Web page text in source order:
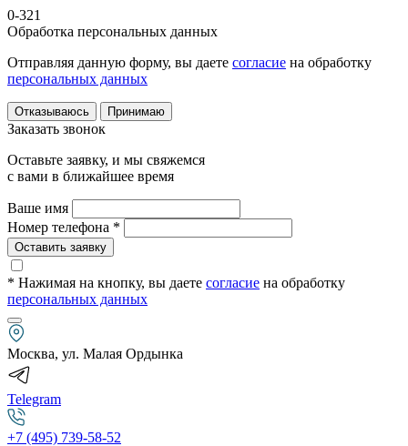
0-321
Обработка персональных данных
Отправляя данную форму, вы даете согласие на обработку
персональных данных
Отказываюсь Принимаю
Заказать звонок
Оставьте заявку, и мы свяжемся
с вами в ближайшее время
Ваше имя
Номер телефона *
Оставить заявку
* Нажимая на кнопку, вы даете согласие на обработку
персональных данных
Москва, ул. Малая Ордынка
Telegram
+7 (495) 739-58-52